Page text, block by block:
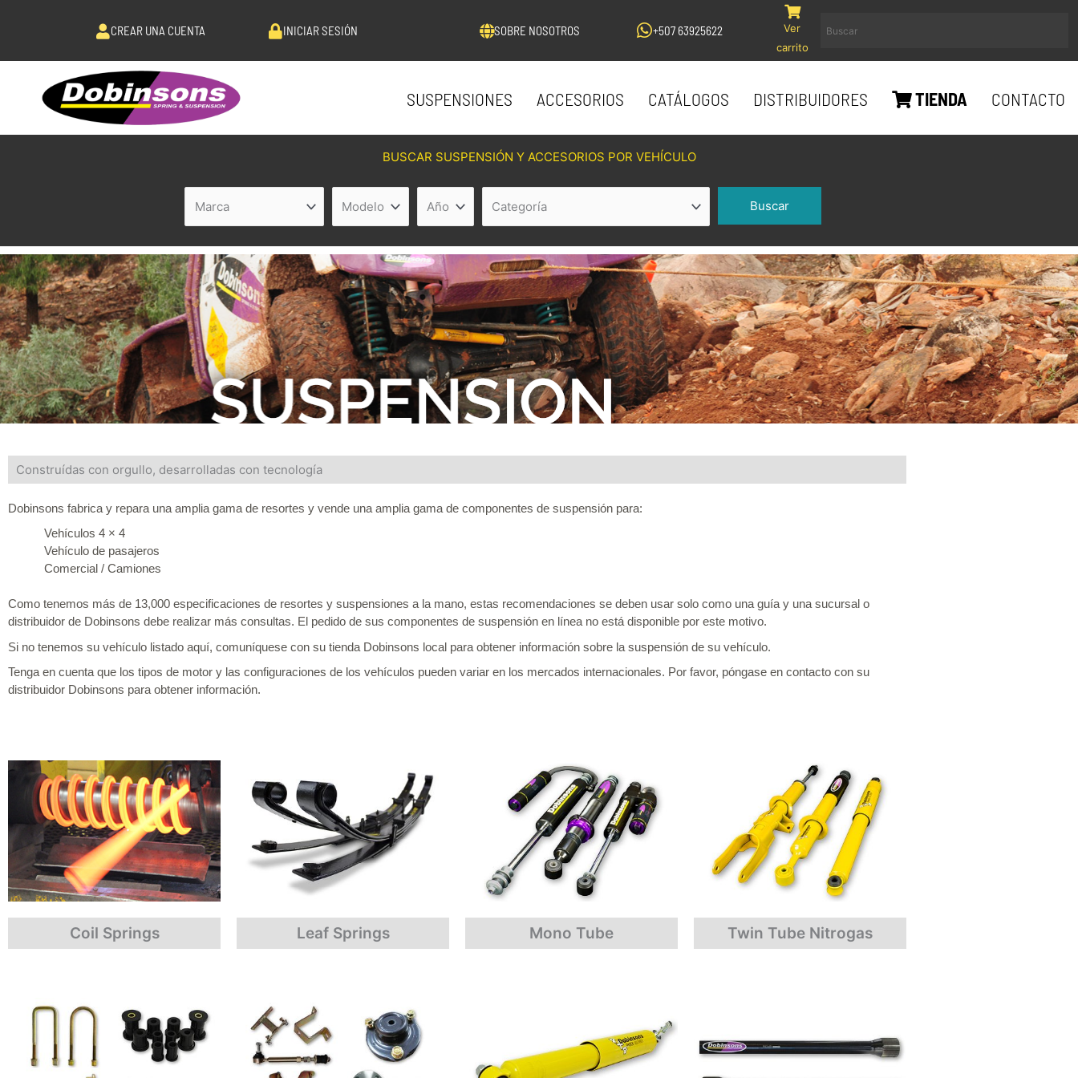
CREAR UNA CUENTA INICIAR SESIÓN SOBRE NOSOTROS +507 63925622
Ver
carrito
SUSPENSIONES ACCESORIOS CATÁLOGOS DISTRIBUIDORES TIENDA CONTACTO
BUSCAR SUSPENSIÓN Y ACCESORIOS POR VEHÍCULO
Construídas con orgullo, desarrolladas con tecnología
Dobinsons fabrica y repara una amplia gama de resortes y vende una amplia gama de componentes de suspensión para:
Vehículos 4 × 4
Vehículo de pasajeros
Comercial / Camiones
Como tenemos más de 13,000 especificaciones de resortes y suspensiones a la mano, estas recomendaciones se deben usar solo como una guía y una sucursal o
distribuidor de Dobinsons debe realizar más consultas. El pedido de sus componentes de suspensión en línea no está disponible por este motivo.
Si no tenemos su vehículo listado aquí, comuníquese con su tienda Dobinsons local para obtener información sobre la suspensión de su vehículo.
Tenga en cuenta que los tipos de motor y las configuraciones de los vehículos pueden variar en los mercados internacionales. Por favor, póngase en contacto con su
distribuidor Dobinsons para obtener información.
Coil Springs Leaf Springs Mono Tube Twin Tube Nitrogas